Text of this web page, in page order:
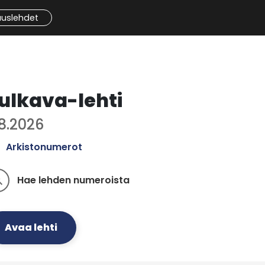
lehti
Arkistonumerot
Hae lehden numeroista
Avaa lehti